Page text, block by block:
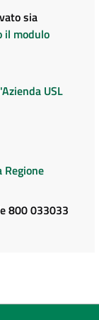
sia
il modulo
USL
Regione
800 033033